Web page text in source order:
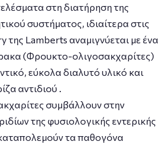
στη διατήρηση της
συστήματος, ιδιαίτερα στις
της Lamberts αναμιγνύεται με ένα
(Φρουκτο-ολιγοσακχαρίτες)
εύκολα διαλυτό υλικό και
αντιδιού .
συμβάλλουν στην
της φυσιολογικής εντερικής
τα παθογόνα